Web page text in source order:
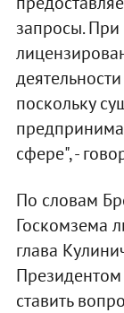
запросы. При
поскольку
сфере", -
По словам
Госкомзема
глава
ставить